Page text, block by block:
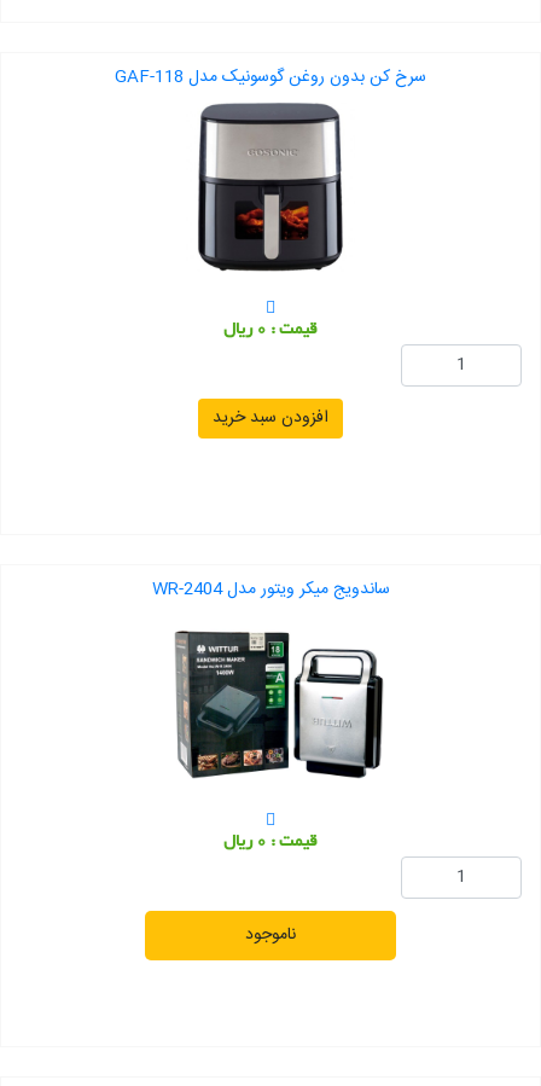
سرخ کن بدون روغن گوسونیک مدل GAF-118
قیمت : 0 ریال
افزودن سبد خرید
ساندویج میکر ویتور مدل WR-2404
قیمت : 0 ریال
ناموجود